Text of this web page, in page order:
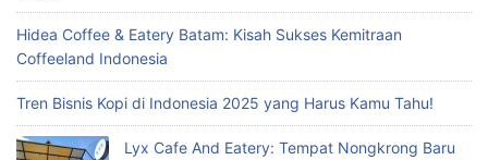
Hidea Coffee & Eatery Batam: Kisah Sukses Kemitraan
Coffeeland Indonesia
Tren Bisnis Kopi di Indonesia 2025 yang Harus Kamu Tahu!
Lyx Cafe And Eatery: Tempat Nongkrong Baru